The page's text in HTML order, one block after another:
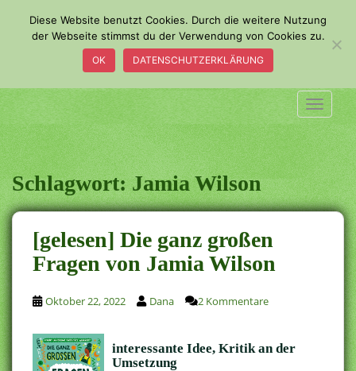
o
a
i
n
c
o
n
t
e
n
t
Schlagwort:Jamia Wilson
[gelesen] Die ganz großen
Fragen von Jamia Wilson
Oktober 22, 2022 Dana 2 Kommentare
interessante Idee, Kritik an der
Umsetzung
Diese Website benutzt Cookies. Durch die weitere Nutzung
der Webseite stimmst du der Verwendung von Cookies zu.
OK DATENSCHUTZERKLÄRUNG